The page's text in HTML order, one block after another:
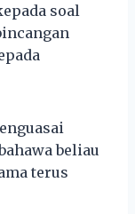
soal
beliau
terus